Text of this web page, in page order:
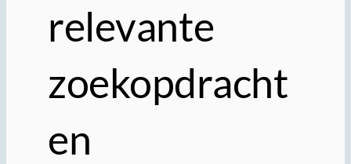
relevante
zoekopdracht
en